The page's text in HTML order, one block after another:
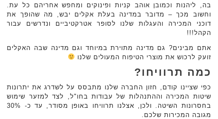
בה, ליהנות וכמובן אוהב קניות ופינוקים ומחפש אחריהם כל עת.
וחשוב מכך – מדובר במדינה בעלת אקלים יבש, מה שהופך את
דוכני המכירה והעגלות שלנו לסופר אטרקטיביים ונדרשים עבור
הקהל!!!
אתם מבינים? גם מדינה מתוירת במיוחד וגם מדינה שבה האקלים
זועק לרכוש את מוצרי הטיפוח המעולים שלנו
כמה תרוויחו?
כפי שציינו קודם, חזון החברה שלנו מתבסס על לשדרג את יתרונות
שיטות המכירה וההתנהלות של עבודות בחו"ל, לצד למזער שימוש
בחסרונות השיטה. ולכן, אצלנו תרוויחו באופן מסודר, עד כ- 30%
מגובה המכירות שלכם.